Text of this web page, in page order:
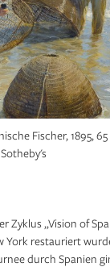
Fischer, 1895, 65
im Kabinett der Alten
Zyklus „Vision of
York restauriert
durch Spanien